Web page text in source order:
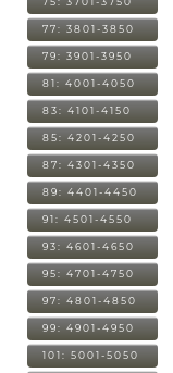
77: 3801-3850
79: 3901-3950
81: 4001-4050
83: 4101-4150
85: 4201-4250
87: 4301-4350
89: 4401-4450
91: 4501-4550
93: 4601-4650
95: 4701-4750
97: 4801-4850
99: 4901-4950
101: 5001-5050